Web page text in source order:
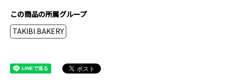
この商品の所属グループ
TAKIBI BAKERY